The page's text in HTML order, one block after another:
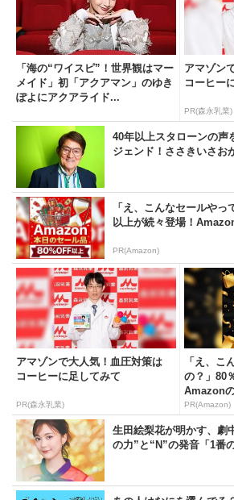
「海の“ワイスピ”！世界観はマー
メイド」初「アクアマン」のゆき
ぽよにアクアライド...
アマゾン
コーヒー
PR(森永乳業)
40年以上スタローンの声
ジェンド！ささきいさお
「え、こんなセールやっ
以上が続々登場！
PR(Amazon)
アマゾンで大人気！血圧対策は
コーヒーに足してみて
PR(森永乳業)
「え、こ
の？」80
Amazon
PR(Amazon)
生田絵梨花が明かす、劇
の力”と“N”の発音「1番